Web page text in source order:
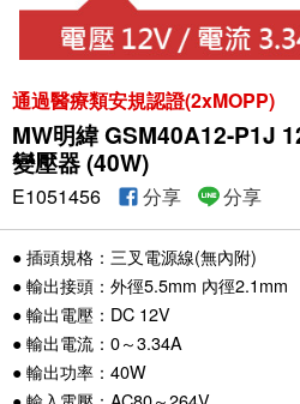
通過醫療類安規認證(2xMOPP)
MW明緯 GSM40A12-P1J
變壓器 (40W)
E1051456 分享 分享
● 插頭規格：三叉電源線(無內附)
● 輸出接頭：外徑5.5mm 內徑2.1mm
● 輸出電壓：DC 12V
● 輸出電流：0～3.34A
● 輸出功率：40W